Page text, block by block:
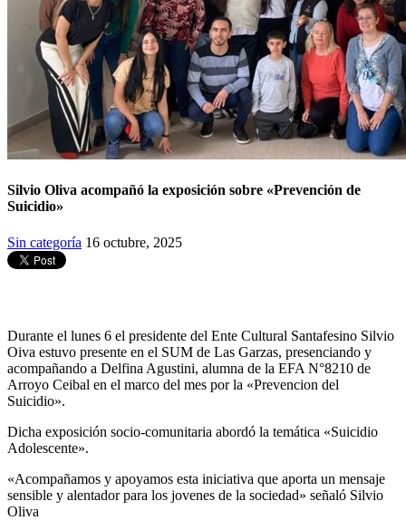
Silvio Oliva acompañó la exposición sobre «Prevención de
Suicidio»
Sin categoría 16 octubre, 2025
Durante el lunes 6 el presidente del Ente Cultural Santafesino Silvio
Oiva estuvo presente en el SUM de Las Garzas, presenciando y
acompañando a Delfina Agustini, alumna de la EFA N°8210 de
Arroyo Ceibal en el marco del mes por la «Prevencion del
Suicidio».
Dicha exposición socio-comunitaria abordó la temática «Suicidio
Adolescente».
«Acompañamos y apoyamos esta iniciativa que aporta un mensaje
sensible y alentador para los jovenes de la sociedad» señaló Silvio
Oliva